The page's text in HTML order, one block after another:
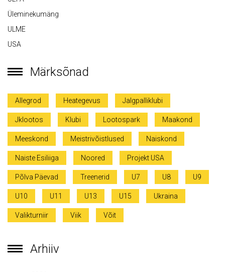
Üleminekumäng
ULME
USA
Märksõnad
Allegrod Heategevus Jalgpalliklubi
Jklootos Klubi Lootospark Maakond
Meeskond Meistrivõistlused Naiskond
Naiste Esiliiga Noored Projekt USA
Põlva Päevad Treenerid U7 U8 U9
U10 U11 U13 U15 Ukraina
Valikturniir Viik Võit
Arhiiv